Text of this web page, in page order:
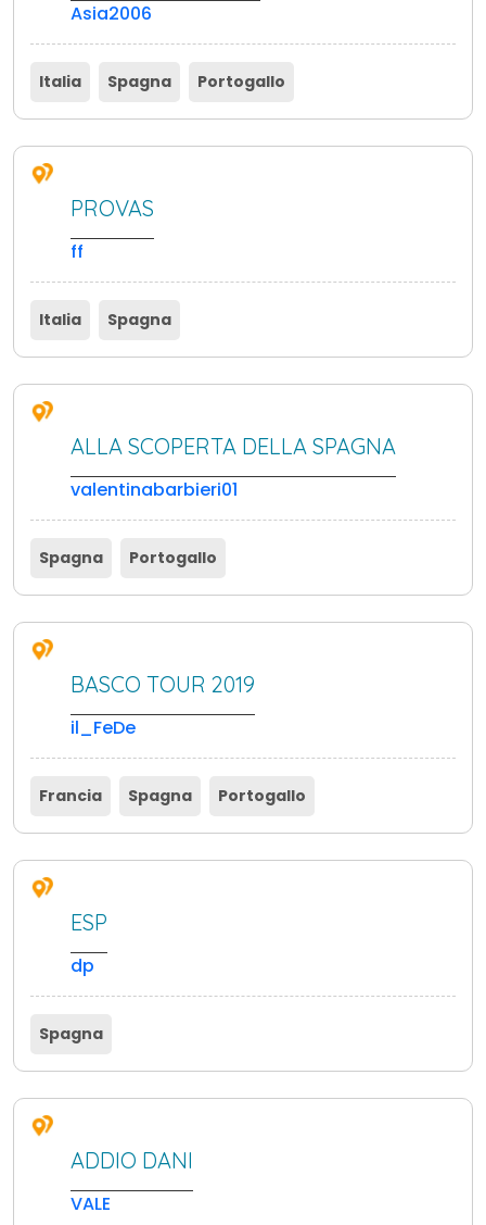
Asia2006
Italia Spagna Portogallo
PROVAS
ff
Italia Spagna
ALLA SCOPERTA DELLA SPAGNA
valentinabarbieri01
Spagna Portogallo
BASCO TOUR 2019
il_FeDe
Francia Spagna Portogallo
ESP
dp
Spagna
ADDIO DANI
VALE